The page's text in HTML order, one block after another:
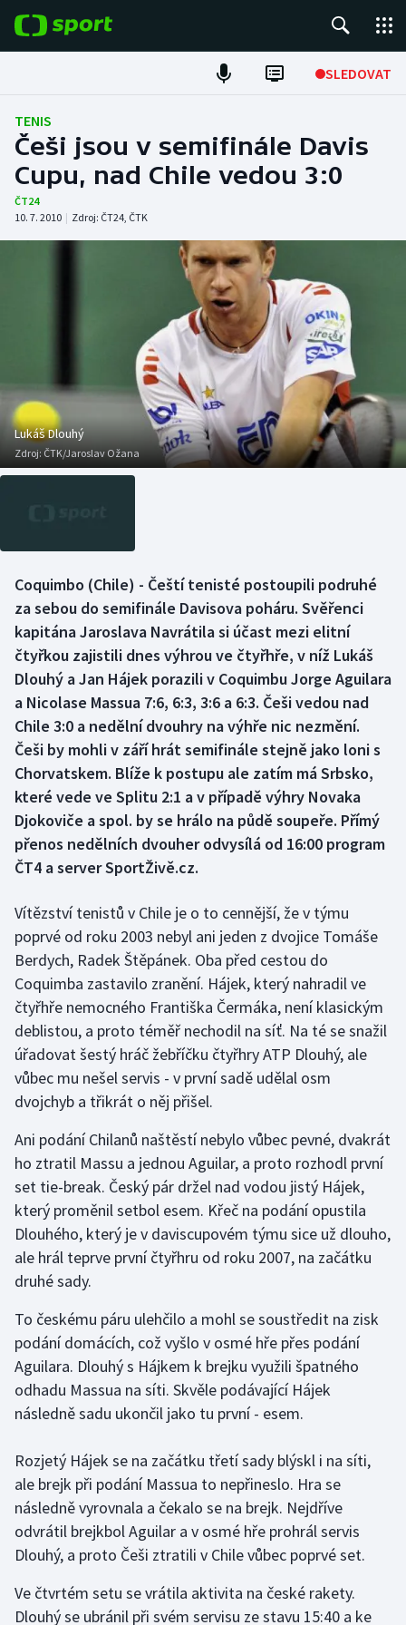
SLEDOVAT
Fotbal
Hokej
Tenis
Atletika
Baseball a softbal
Basketbal
Boby a skeleton
Box
Curling
Dostihy
Florbal
Futsal
Golf
Gymnastika
Jezdectví
Judo
Krasobruslení
Lezení
Lyže a snowboard
Moderní pětiboj
Motorsport
Olympijské hry
Parasport
Plavání
Plážový volejbal
Ragby
Rychlobruslení
Rychlostní kanoistika
Short track
Sportovní střelba
Soutěže
Historické návraty
AZ kvíz
TENIS
Češi jsou v semifinále Davis
Cupu, nad Chile vedou 3:0
ČT24
10. 7. 2010 | Zdroj: ČT24, ČTK
Lukáš Dlouhý
Zdroj: ČTK/Jaroslav Ožana
Coquimbo (Chile) - Čeští tenisté postoupili podruhé
za sebou do semifinále Davisova poháru. Svěřenci
kapitána Jaroslava Navrátila si účast mezi elitní
čtyřkou zajistili dnes výhrou ve čtyřhře, v níž Lukáš
Dlouhý a Jan Hájek porazili v Coquimbu Jorge Aguilara
a Nicolase Massua 7:6, 6:3, 3:6 a 6:3. Češi vedou nad
Chile 3:0 a nedělní dvouhry na výhře nic nezmění.
Češi by mohli v září hrát semifinále stejně jako loni s
Chorvatskem. Blíže k postupu ale zatím má Srbsko,
které vede ve Splitu 2:1 a v případě výhry Novaka
Djokoviče a spol. by se hrálo na půdě soupeře. Přímý
přenos nedělních dvouher odvysílá od 16:00 program
ČT4 a server SportŽivě.cz.
Vítězství tenistů v Chile je o to cennější, že v týmu
poprvé od roku 2003 nebyl ani jeden z dvojice Tomáše
Berdych, Radek Štěpánek. Oba před cestou do
Coquimba zastavilo zranění. Hájek, který nahradil ve
čtyřhře nemocného Františka Čermáka, není klasickým
deblistou, a proto téměř nechodil na síť. Na té se snažil
úřadovat šestý hráč žebříčku čtyřhry ATP Dlouhý, ale
vůbec mu nešel servis - v první sadě udělal osm
dvojchyb a třikrát o něj přišel.
Ani podání Chilanů naštěstí nebylo vůbec pevné, dvakrát
ho ztratil Massu a jednou Aguilar, a proto rozhodl první
set tie-break. Český pár držel nad vodou jistý Hájek,
který proměnil setbol esem. Křeč na podání opustila
Dlouhého, který je v daviscupovém týmu sice už dlouho,
ale hrál teprve první čtyřhru od roku 2007, na začátku
druhé sady.
To českému páru ulehčilo a mohl se soustředit na zisk
podání domácích, což vyšlo v osmé hře přes podání
Aguilara. Dlouhý s Hájkem k brejku využili špatného
odhadu Massua na síti. Skvěle podávající Hájek
následně sadu ukončil jako tu první - esem.
Rozjetý Hájek se na začátku třetí sady blýskl i na síti,
ale brejk při podání Massua to nepřineslo. Hra se
následně vyrovnala a čekalo se na brejk. Nejdříve
odvrátil brejkbol Aguilar a v osmé hře prohrál servis
Dlouhý, a proto Češi ztratili v Chile vůbec poprvé set.
Ve čtvrtém setu se vrátila aktivita na české rakety.
Dlouhý se ubránil při svém servisu ze stavu 15:40 a ke